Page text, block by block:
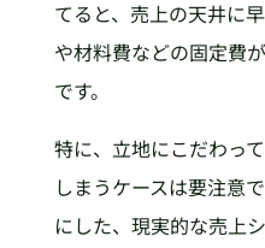
てると、売上の天井に
や材料費などの固定費
です。
特に、立地にこだわっ
しまうケースは要注意
にした、現実的な売上